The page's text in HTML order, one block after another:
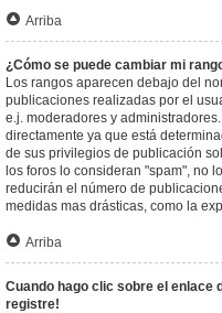
Arriba
¿Cómo se puede cambiar mi
Los rangos aparecen debajo del
publicaciones realizadas por el
e.j. moderadores y
directamente ya que está
de sus privilegios de publicación
los foros lo consideran "spam", no
reducirán el número de
medidas mas drásticas, como la
Arriba
Cuando hago clic sobre el enlace
registre!